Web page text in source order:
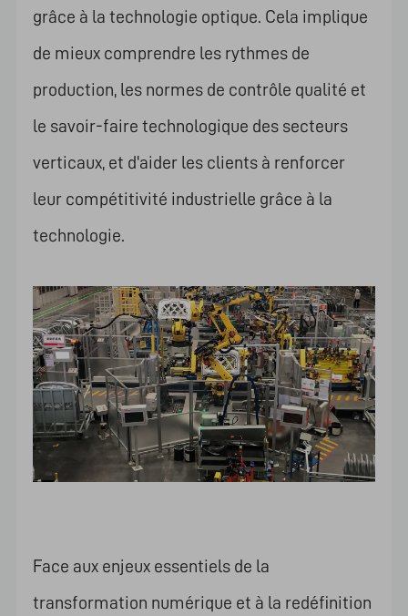
grâce à la technologie optique. Cela implique
de mieux comprendre les rythmes de
production, les normes de contrôle qualité et
le savoir-faire technologique des secteurs
verticaux, et d'aider les clients à renforcer
leur compétitivité industrielle grâce à la
technologie.
Face aux enjeux essentiels de la
transformation numérique et à la redéfinition